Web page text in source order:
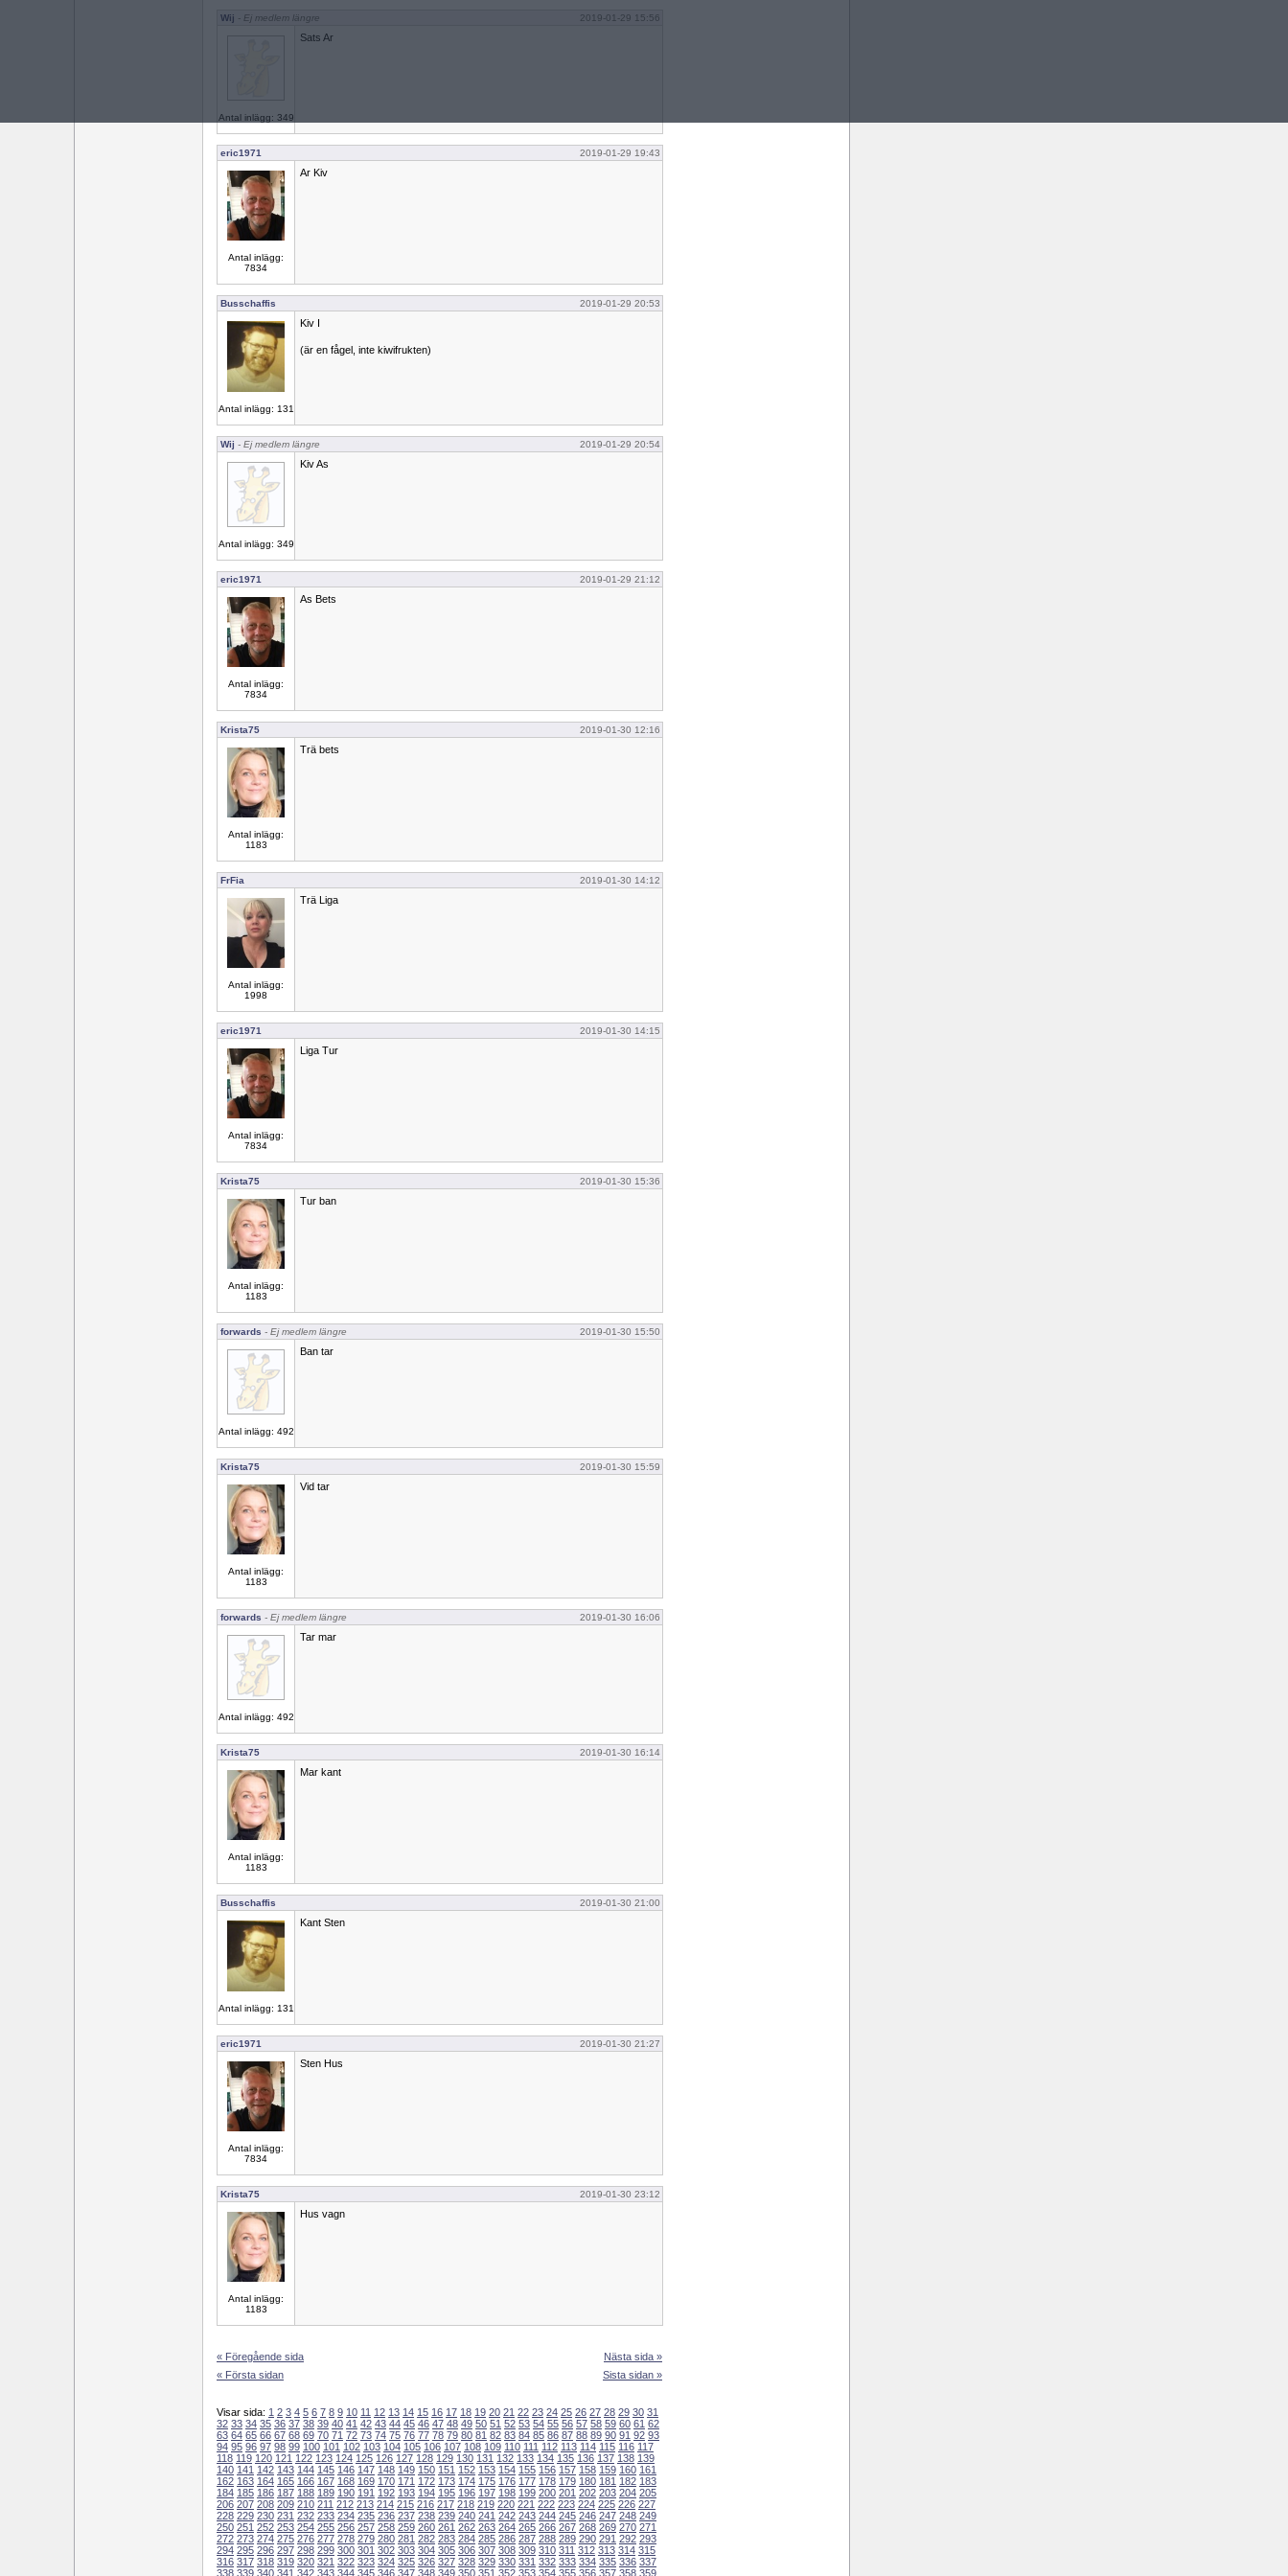
Wij - Ej medlem längre 2019-01-29 15:56
Antal inlägg: 349
Sats Ar
eric1971 2019-01-29 19:43
Antal inlägg:
7834
Ar Kiv
Busschaffis 2019-01-29 20:53
Antal inlägg: 131
Kiv I
(är en fågel, inte kiwifrukten)
Wij - Ej medlem längre 2019-01-29 20:54
Antal inlägg: 349
Kiv As
eric1971 2019-01-29 21:12
Antal inlägg:
7834
As Bets
Krista75 2019-01-30 12:16
Antal inlägg:
1183
Trä bets
FrFia 2019-01-30 14:12
Antal inlägg:
1998
Trä Liga
eric1971 2019-01-30 14:15
Antal inlägg:
7834
Liga Tur
Krista75 2019-01-30 15:36
Antal inlägg:
1183
Tur ban
forwards - Ej medlem längre 2019-01-30 15:50
Antal inlägg: 492
Ban tar
Krista75 2019-01-30 15:59
Antal inlägg:
1183
Vid tar
forwards - Ej medlem längre 2019-01-30 16:06
Antal inlägg: 492
Tar mar
Krista75 2019-01-30 16:14
Antal inlägg:
1183
Mar kant
Busschaffis 2019-01-30 21:00
Antal inlägg: 131
Kant Sten
eric1971 2019-01-30 21:27
Antal inlägg:
7834
Sten Hus
Krista75 2019-01-30 23:12
Antal inlägg:
1183
Hus vagn
« Föregående sida
« Första sidan
Nästa sida »
Sista sidan »
Visar sida: 1 2 3 4 5 6 7 8 9 10 11 12 13 14 15 16 17 18 19 20 21 22 23 24 25 26 27 28 29 30 31
32 33 34 35 36 37 38 39 40 41 42 43 44 45 46 47 48 49 50 51 52 53 54 55 56 57 58 59 60 61 62
63 64 65 66 67 68 69 70 71 72 73 74 75 76 77 78 79 80 81 82 83 84 85 86 87 88 89 90 91 92 93
94 95 96 97 98 99 100 101 102 103 104 105 106 107 108 109 110 111 112 113 114 115 116 117
118 119 120 121 122 123 124 125 126 127 128 129 130 131 132 133 134 135 136 137 138 139
140 141 142 143 144 145 146 147 148 149 150 151 152 153 154 155 156 157 158 159 160 161
162 163 164 165 166 167 168 169 170 171 172 173 174 175 176 177 178 179 180 181 182 183
184 185 186 187 188 189 190 191 192 193 194 195 196 197 198 199 200 201 202 203 204 205
206 207 208 209 210 211 212 213 214 215 216 217 218 219 220 221 222 223 224 225 226 227
228 229 230 231 232 233 234 235 236 237 238 239 240 241 242 243 244 245 246 247 248 249
250 251 252 253 254 255 256 257 258 259 260 261 262 263 264 265 266 267 268 269 270 271
272 273 274 275 276 277 278 279 280 281 282 283 284 285 286 287 288 289 290 291 292 293
294 295 296 297 298 299 300 301 302 303 304 305 306 307 308 309 310 311 312 313 314 315
316 317 318 319 320 321 322 323 324 325 326 327 328 329 330 331 332 333 334 335 336 337
338 339 340 341 342 343 344 345 346 347 348 349 350 351 352 353 354 355 356 357 358 359